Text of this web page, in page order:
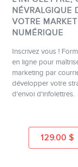
NÉVRALGIQUE
VOTRE
NUMÉRIQUE
Inscrivez vous !
en ligne pour
marketing par
développer votre
d'envoi d'infolettres.
129.00 $